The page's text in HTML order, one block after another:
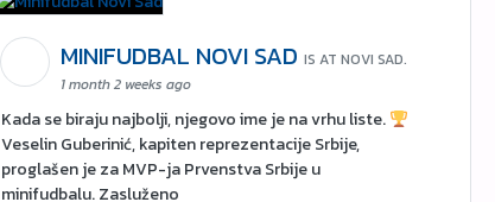
MINIFUDBAL NOVI SADIS AT NOVI SAD.
1 month 2 weeks ago
Kada se biraju najbolji, njegovo ime je na vrhu liste.
Veselin Guberinić, kapiten reprezentacije Srbije,
proglašen je za MVP-ja Prvenstva Srbije u
minifudbalu. Zasluženo